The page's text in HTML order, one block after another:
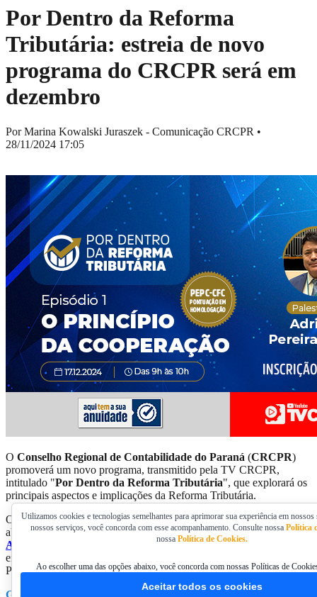
Por Dentro da Reforma
Tributária: estreia de novo
programa do CRCPR será em
dezembro
Por Marina Kowalski Juraszek - Comunicação CRCPR •
28/11/2024 17:05
O Conselho Regional de Contabilidade do Paraná (CRCPR)
promoverá um novo programa, transmitido pela TV CRCPR,
intitulado "Por Dentro da Reforma Tributária", que explorará os
principais aspectos e implicações da Reforma Tributária.
O primeiro episódio será lançado no dia17 de dezembro, às 9h, e
abordará o tema "O Princípio da Cooperação". O palestrante será
Adriano Pereira Subirá
, auditor fiscal da Receita Federal, mestre
em Administração Tributária e doutorando em Administração
Pública.
Garanta sua vaga, aqui!
Utilizamos cookies e tecnologias semelhantes para aprimorar sua experiência em
nossos serviços, você concorda com esse acompanhamento. Consulte nossa Política
nossa Política de Cookies.
Ao escolher uma das opções abaixo, você concorda com nossas Políticas de
Aceitar todos os cookies